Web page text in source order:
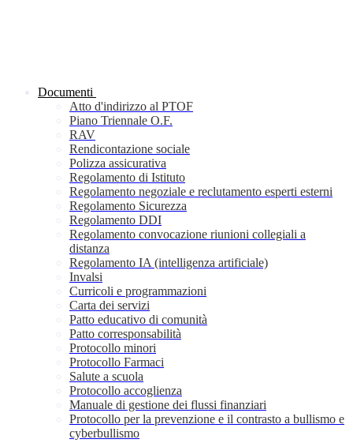
Documenti
Atto d'indirizzo al PTOF
Piano Triennale O.F.
RAV
Rendicontazione sociale
Polizza assicurativa
Regolamento di Istituto
Regolamento negoziale e reclutamento esperti esterni
Regolamento Sicurezza
Regolamento DDI
Regolamento convocazione riunioni collegiali a
distanza
Regolamento IA (intelligenza artificiale)
Invalsi
Curricoli e programmazioni
Carta dei servizi
Patto educativo di comunità
Patto corresponsabilità
Protocollo minori
Protocollo Farmaci
Salute a scuola
Protocollo accoglienza
Manuale di gestione dei flussi finanziari
Protocollo per la prevenzione e il contrasto a bullismo e
cyberbullismo